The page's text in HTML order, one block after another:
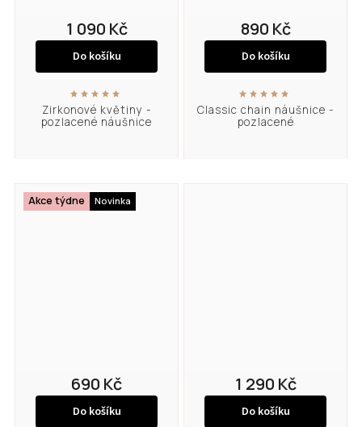
Zirkonové květiny -
pozlacené náušnice
1 090 Kč
Do košíku
Classic chain náušnice -
pozlacené
890 Kč
Do košíku
Akce týdne Novinka
690 Kč
Do košíku
1 290 Kč
Do košíku